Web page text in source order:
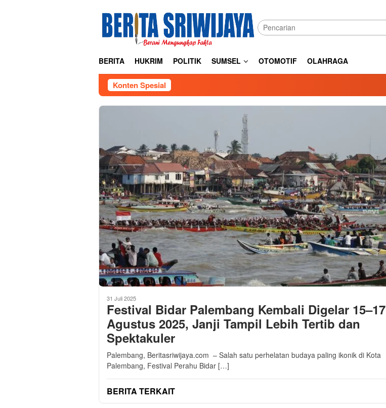
BERITA HUKRIM POLITIK SUMSEL OTOMOTIF OLAHRAGA
Konten Spesial
31 Juli 2025
Festival Bidar Palembang Kembali Digelar 15–17
Agustus 2025, Janji Tampil Lebih Tertib dan
Spektakuler
Palembang, Beritasriwijaya.com – Salah satu perhelatan budaya paling ikonik di Kota
Palembang, Festival Perahu Bidar […]
BERITA TERKAIT